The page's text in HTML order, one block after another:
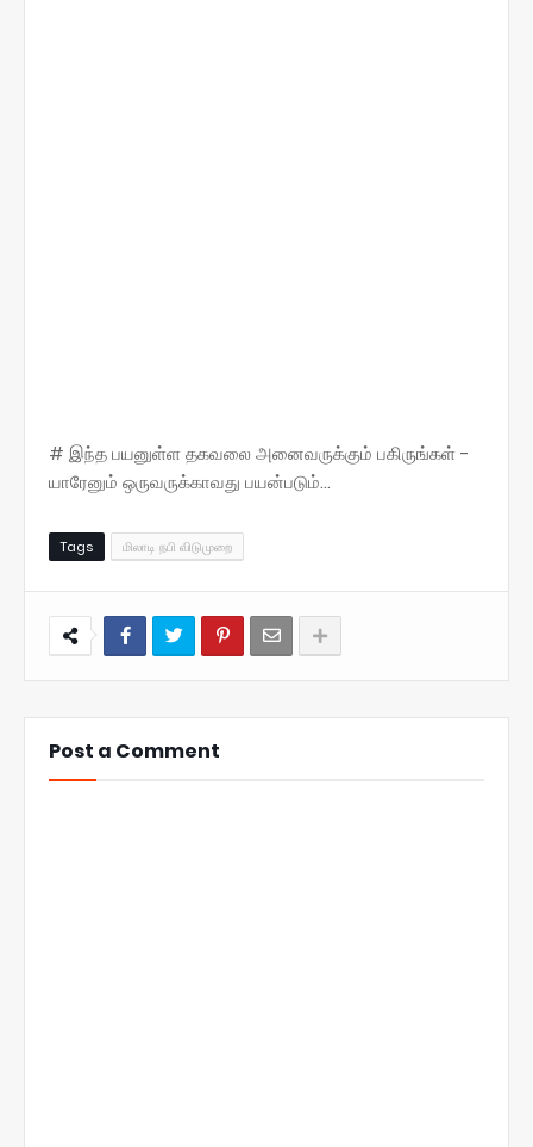
# இந்த பயனுள்ள தகவலை அனைவருக்கும் பகிருங்கள் -
யாரேனும் ஒருவருக்காவது பயன்படும்...
Tags மிலாடி நபி விடுமுறை
Post a Comment